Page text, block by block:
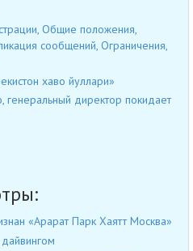
Общие положения,
сообщений, Ограничения,
хаво йуллари»
генеральный директор покидает
«Арарат Парк Хаятт Москва»